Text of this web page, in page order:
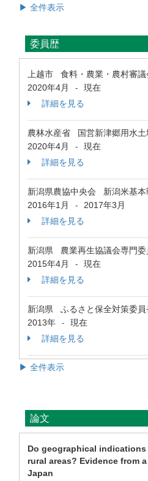
▶ 全件表示
委員歴
上越市 食料・農業・農村審
2020年4月
-
現在
詳細を見る
農林水産省 国営新津郷用水土
2020年4月
-
現在
詳細を見る
新潟県農協中央会 新潟米基本
2016年1月
-
2017年3月
詳細を見る
新潟県 農業再生協議会専門委
2015年4月
-
現在
詳細を見る
新潟県 ふるさと保全対策委員
2013年
-
現在
詳細を見る
▶ 全件表示
論文
Do geographical
rural areas? Evidence from
Japan